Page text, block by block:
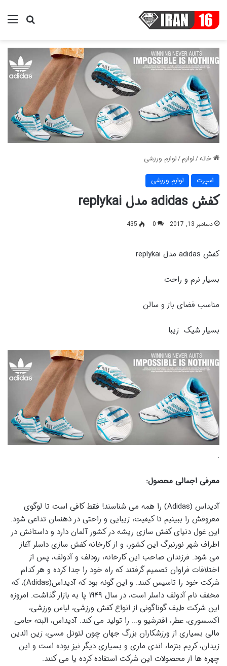
خانه/لوازم/لوازم ورزشی
اسپرت لوازم ورزشی
کفش adidas مدل replykai
دسامبر 13, 2017 0
435
کفش adidas مدل replykai
بسیار نرم و راحت
مناسب فضای باز و سالن
بسیار شیک زیبا
.
معرفی اجمالی محصول:
آدیداس ‏(‏Adidas‏)‏ را همه می شناسند‏!‏ فقط کافی است تا لوگوی
معروفش را ببینیم تا کیفیت، زیبایی و راحتی در ذهنمان تداعی شود‏.‏
این غول دنیای کفش سازی ریشه در کشور آلمان دارد و داستانش در
اطراف شهر نورنبرگ این کشور، و از کارخانه کفش سازی داسلر آغاز
می شود‏.‏ فرزندان صاحب این کارخانه، رودلف و آدولف، پس از
اختلافات فراوان تصمیم گرفتند که راه خود را جدا کرده و هر کدام
شرکت خود را تاسیس کنند‏.‏ و این گونه بود که آدیداس‏(‏Adidas‏)‏، که
مخفف نام آدولف داسلر است، در سال ۱۹۴۹ پا به بازار گذاشت‏.‏ امروزه
این شرکت طیف گوناگونی از انواع کفش ورزشی، لباس ورزشی،
اکسسوری، عطر، افترشیو و‏.‏‏.‏‏.‏ را تولید می کند‏.‏ آدیداس، البته حامی
مالی بسیاری از ورزشکاران بزرگ جهان چون لئونل مسی، زین الدین
زیدان، کریم بنزما، اندی ماری و بسیاری دیگر نیز بوده است و این
چهره ها از محصولات این شرکت استفاده کرده یا می کنند‏.‏